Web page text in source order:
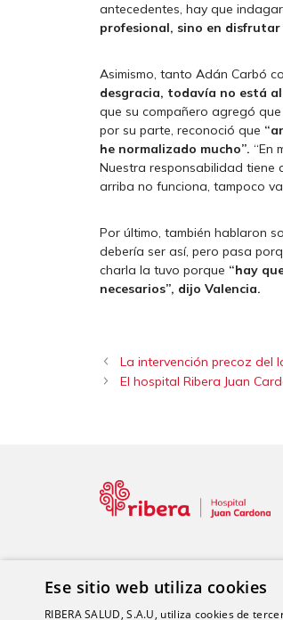
antecedentes, hay que
profesional, sino en disfrutar
Asimismo, tanto Adán Carbó
desgracia, todavía no está
que su compañero agregó
por su parte, reconoció que
he normalizado mucho”. “En
Nuestra responsabilidad tiene
arriba no funciona, tampoco
Por último, también hablaron
debería ser así, pero pasa
charla la tuvo porque “hay
necesarios”, dijo Valencia.
La intervención precoz del
El hospital Ribera Juan
Ese sitio web utiliza cookies
RIBERA SALUD, S.A.U, utiliza cookies de